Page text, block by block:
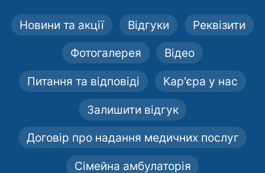
Новини та акції Відгуки Реквізити
Фотогалерея Відео
Питання та відповіді Кар'єра у нас
Залишити відгук
Договір про надання медичних послуг
Сімейна амбулаторія